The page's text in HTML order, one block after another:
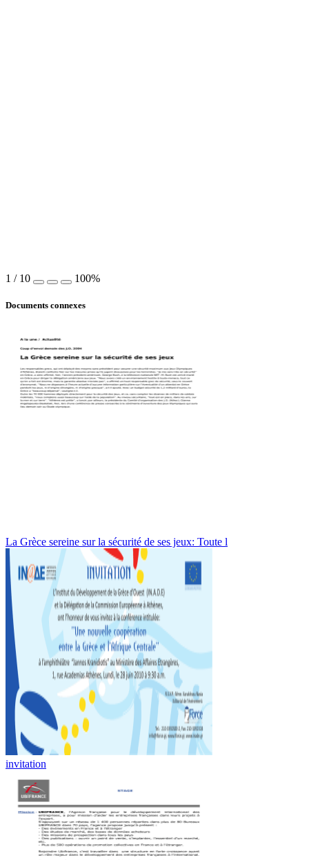
1 / 10 100%
Documents connexes
La Grèce sereine sur la sécurité de ses jeux: Toute l
invitation